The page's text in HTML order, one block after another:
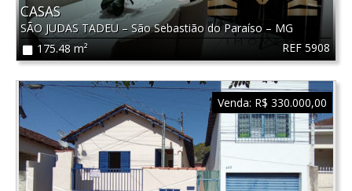
REF 5908
CASAS
SÃO JUDAS TADEU – São Sebastião do Paraíso – MG
175.48 m²
Venda: R$ 330.000,00